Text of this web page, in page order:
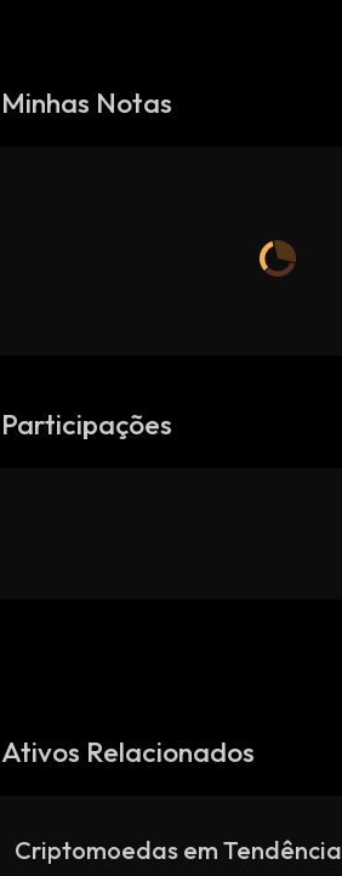
Minhas Notas
Participações
Ativos Relacionados
Criptomoedas em Tendência